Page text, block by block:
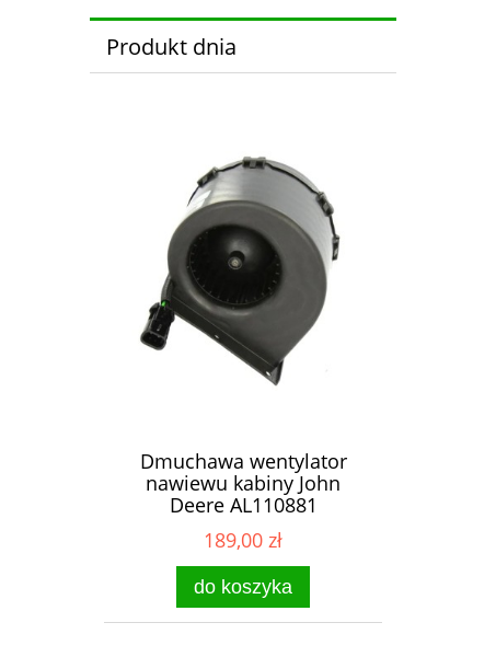
Produkt dnia
Dmuchawa wentylator
nawiewu kabiny John
Deere AL110881
0130115604
189,00 zł
do koszyka